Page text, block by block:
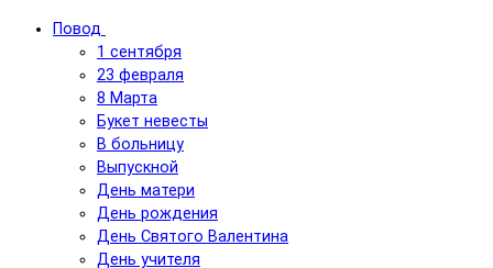
Повод
1 сентября
23 февраля
8 Марта
Букет невесты
В больницу
Выпускной
День матери
День рождения
День Святого Валентина
День учителя